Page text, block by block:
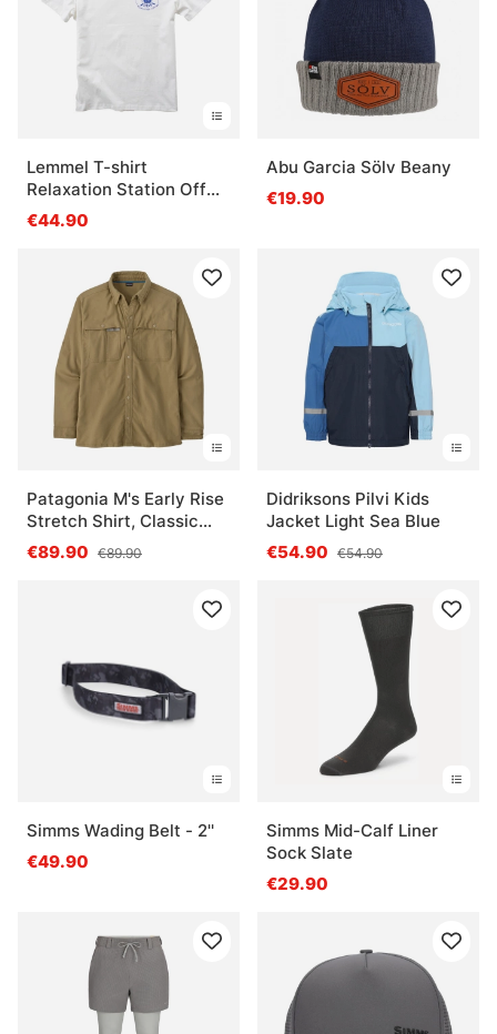
Lemmel T-shirt
Relaxation Station Off
white
€44.90
Abu Garcia Sölv Beany
€19.90
Patagonia M's Early Rise
Stretch Shirt, Classic
Tan
€89.90 €89.90
Didriksons Pilvi Kids
Jacket Light Sea Blue
€54.90 €54.90
Simms Wading Belt - 2''
€49.90
Simms Mid-Calf Liner
Sock Slate
€29.90